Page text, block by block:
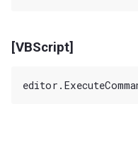
[VBScript]